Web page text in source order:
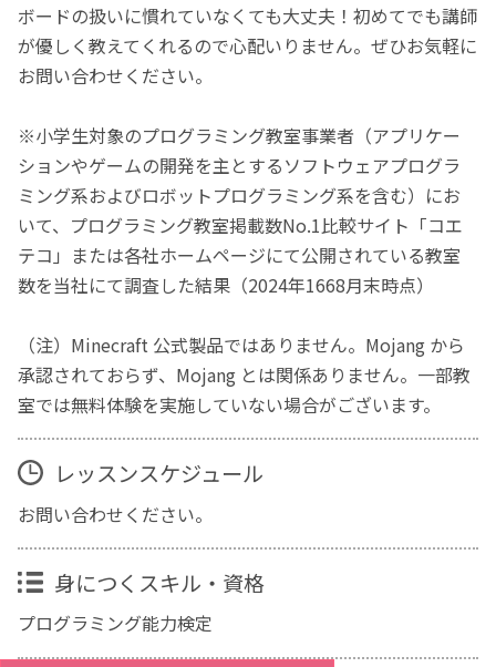
ボードの扱いに慣れていなくても大丈夫！初めてでも講師
が優しく教えてくれるので心配いりません。ぜひお気軽に
お問い合わせください。
※小学生対象のプログラミング教室事業者（アプリケー
ションやゲームの開発を主とするソフトウェアプログラ
ミング系およびロボットプログラミング系を含む）にお
いて、プログラミング教室掲載数No.1比較サイト「コエ
テコ」または各社ホームページにて公開されている教室
数を当社にて調査した結果（2024年1668月末時点）
（注）Minecraft 公式製品ではありません。Mojang から
承認されておらず、Mojang とは関係ありません。一部教
室では無料体験を実施していない場合がございます。
レッスンスケジュール
お問い合わせください。
身につくスキル・資格
プログラミング能力検定